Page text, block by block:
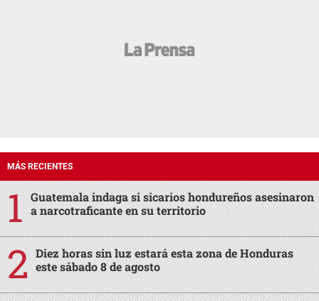
MÁS RECIENTES
Guatemala indaga si sicarios hondureños asesinaron
a narcotraficante en su territorio
Diez horas sin luz estará esta zona de Honduras
este sábado 8 de agosto